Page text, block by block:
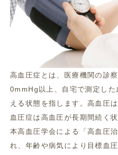
高血圧症とは、医療機関の診
0mmHg以上、自宅で測定し
える状態を指します。高血圧
血圧症は高血圧が長期間続く
本高血圧学会による「高血圧
れ、年齢や病気により目標血